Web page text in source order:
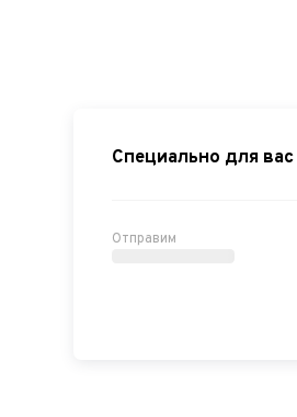
Специально для вас
Отправим